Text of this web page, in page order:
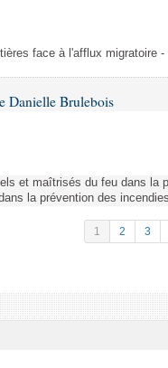
face à l'afflux migratoire
Danielle Brulebois
et maîtrisés du feu dans la
la prévention des
1 2 3